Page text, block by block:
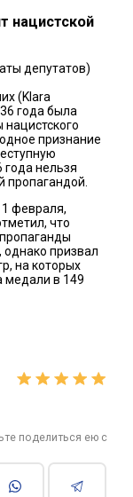
нацистской
депутатов)
(Klara
года была
нацистского
признание
нельзя
пропагандой.
февраля,
что
однако призвал
на которых
медали в 149
поделиться ею с